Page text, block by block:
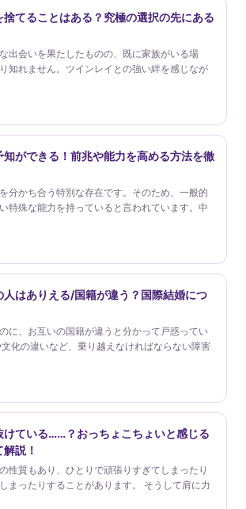
てることはある？究極の選択の先にある
出会いを果たしたものの、既に家族がいる場
知れません。ツインレイとの強い絆を感じなが
知ができる！前兆や能力を高める方法を徹
分かち合う特別な存在です。そのため、一般的
特殊な能力を持っていると言われています。中
人はありえる/国籍が違う？国際結婚につ
に、お互いの国籍が違うと分かって戸惑ってい
化の違いなど、乗り越えなければならない障害
けている……？おっちょこちょいと感じる
説！
性質もあり、ひとりで頑張りすぎてしまったり
まったりすることがあります。 そうして肩に力